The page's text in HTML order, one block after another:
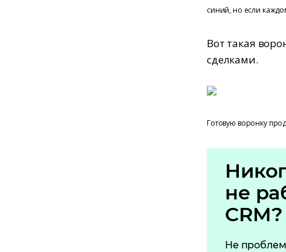
синий, но если
Вот такая
сделками.
Готовую воронку
не
CRM?
Не